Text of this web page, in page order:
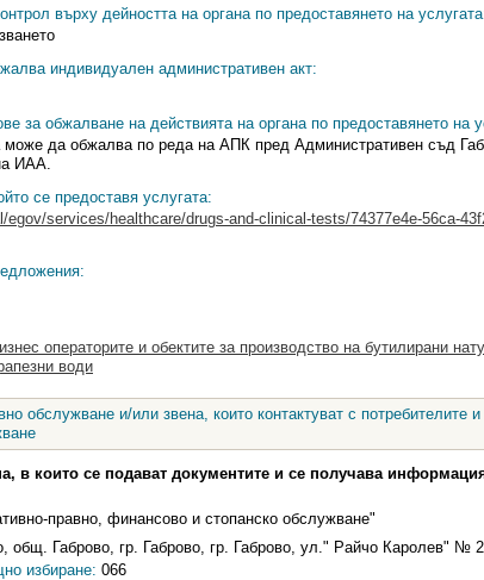
върху дейността на органа по предоставянето на
индивидуален административен акт:
за обжалване на действията на органа по предоставянето на
може да обжалва по реда на АПК пред Административен съд
ИАА.
се предоставя услугата:
egov/services/healthcare/drugs-and-clinical-tests/74377e4e-56ca-
операторите и обектите за производство на бутилирани
води
обслужване и/или звена, които контактуват с потребителите
в които се подават документите и се получава
правно, финансово и стопанско обслужване"
общ. Габрово, гр. Габрово, гр. Габрово, ул." Райчо Каролев" №
избиране: 066